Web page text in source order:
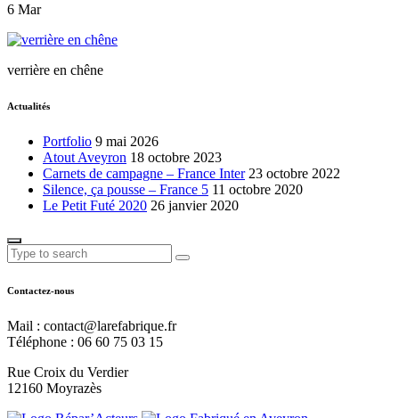
6 Mar
verrière en chêne
Actualités
Portfolio 9 mai 2026
Atout Aveyron 18 octobre 2023
Carnets de campagne – France Inter 23 octobre 2022
Silence, ça pousse – France 5 11 octobre 2020
Le Petit Futé 2020 26 janvier 2020
Contactez-nous
Mail : contact@larefabrique.fr
Téléphone : 06 60 75 03 15
Rue Croix du Verdier
12160 Moyrazès